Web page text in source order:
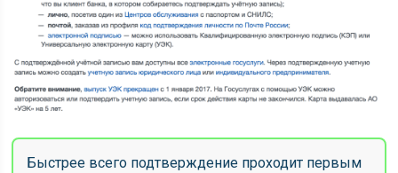
Быстрее всего подтверждение проходит первым